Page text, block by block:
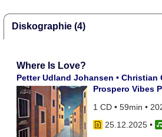
Diskographie (4)
Where Is Love?
Petter Udland Johansen • Christian
Prospero Vibes
1 CD • 59min •
25.12.2025•